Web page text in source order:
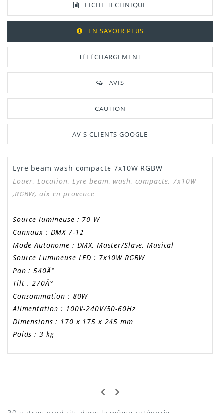
FICHE TECHNIQUE
EN SAVOIR PLUS
TÉLÉCHARGEMENT
AVIS
CAUTION
AVIS CLIENTS GOOGLE
Manuel /
Notice
Télécharger Dans L'onglet
"Téléchargement"
Lyre beam wash compacte 7x10W RGBW
Louer, Location, Lyre beam, wash, compacte, 7x10W
,RGBW, aix en provence
Source lumineuse : 70 W
Cannaux : DMX 7-12
Mode Autonome : DMX, Master/Slave, Musical
Source Lumineuse LED : 7x10W RGBW
Pan : 540Â°
Tilt : 270Â°
Consommation : 80W
Alimentation : 100V-240V/50-60Hz
Dimensions : 170 x 175 x 245 mm
Poids : 3 kg